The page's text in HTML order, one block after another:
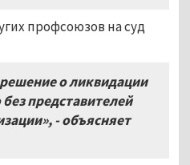
профсоюзов на суд
о ликвидации
представителей
- объясняет